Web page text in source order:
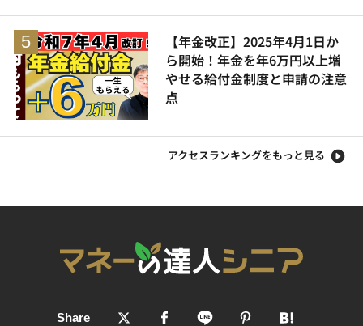
【年金改正】2025年4月1日か
ら開始！年金を年6万円以上増
やせる給付金制度と申請の注意
点
アクセスランキングをもっと見る